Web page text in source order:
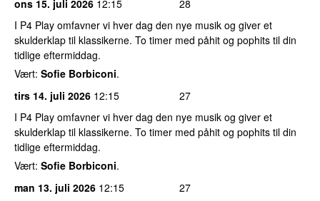
ons 15. juli 2026 12:15
28
I P4 Play omfavner vi hver dag den nye musik og giver et
skulderklap til klassikerne. To timer med påhit og pophits til din
tidlige eftermiddag.
Vært: Sofie Borbiconi.
tirs 14. juli 2026 12:15
27
I P4 Play omfavner vi hver dag den nye musik og giver et
skulderklap til klassikerne. To timer med påhit og pophits til din
tidlige eftermiddag.
Vært: Sofie Borbiconi.
man 13. juli 2026 12:15
27